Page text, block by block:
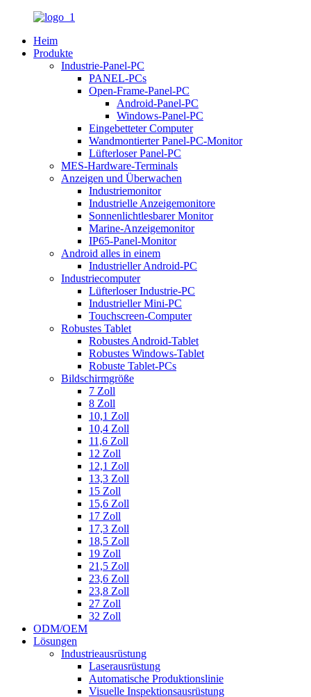
Heim
Produkte
Industrie-Panel-PC
PANEL-PCs
Open-Frame-Panel-PC
Android-Panel-PC
Windows-Panel-PC
Eingebetteter Computer
Wandmontierter Panel-PC-Monitor
Lüfterloser Panel-PC
MES-Hardware-Terminals
Anzeigen und Überwachen
Industriemonitor
Industrielle Anzeigemonitore
Sonnenlichtlesbarer Monitor
Marine-Anzeigemonitor
IP65-Panel-Monitor
Android alles in einem
Industrieller Android-PC
Industriecomputer
Lüfterloser Industrie-PC
Industrieller Mini-PC
Touchscreen-Computer
Robustes Tablet
Robustes Android-Tablet
Robustes Windows-Tablet
Robuste Tablet-PCs
Bildschirmgröße
7 Zoll
8 Zoll
10,1 Zoll
10,4 Zoll
11,6 Zoll
12 Zoll
12,1 Zoll
13,3 Zoll
15 Zoll
15,6 Zoll
17 Zoll
17,3 Zoll
18,5 Zoll
19 Zoll
21,5 Zoll
23,6 Zoll
23,8 Zoll
27 Zoll
32 Zoll
ODM/OEM
Lösungen
Industrieausrüstung
Laserausrüstung
Automatische Produktionslinie
Visuelle Inspektionsausrüstung